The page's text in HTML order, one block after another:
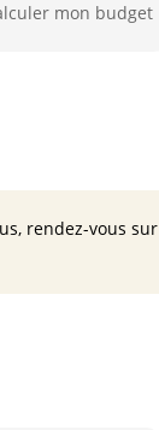
mon budget
rendez-vous sur